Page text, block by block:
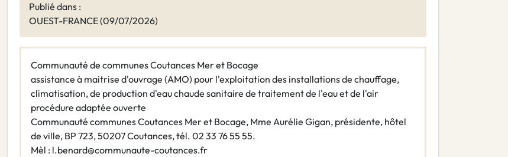
Publié dans :
OUEST-FRANCE (09/07/2026)
Communauté de communes Coutances Mer et Bocage
assistance à maitrise d'ouvrage (AMO) pour l'exploitation des installations de chauffage,
climatisation, de production d'eau chaude sanitaire de traitement de l'eau et de l'air
procédure adaptée ouverte
Communauté communes Coutances Mer et Bocage, Mme Aurélie Gigan, présidente, hôtel
de ville, BP 723, 50207 Coutances, tél. 02 33 76 55 55.
Mèl : l.benard@communaute-coutances.fr